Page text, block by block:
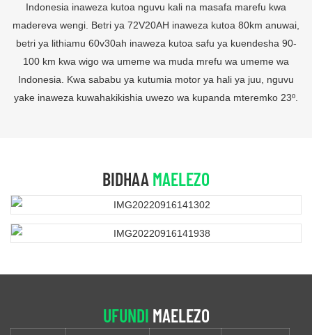
Indonesia inaweza kutoa nguvu kali na masafa marefu kwa
madereva wengi. Betri ya 72V20AH inaweza kutoa 80km anuwai,
betri ya lithiamu 60v30ah inaweza kutoa safu ya kuendesha 90-
100 km kwa wigo wa umeme wa muda mrefu wa umeme wa
Indonesia. Kwa sababu ya kutumia motor ya hali ya juu, nguvu
yake inaweza kuwahakikishia uwezo wa kupanda mteremko 23º.
BIDHAA MAELEZO
UFUNDI MAELEZO